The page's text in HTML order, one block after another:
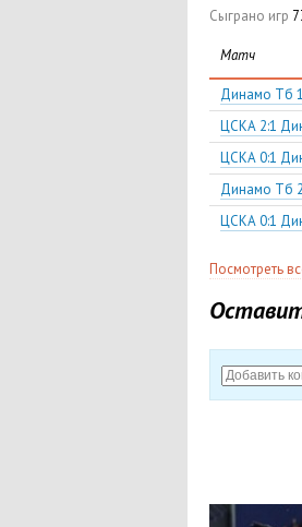
Сыграно игр
Матч
Динамо Тб
ЦСКА 2:1
ЦСКА 0:1
Динамо Тб
ЦСКА 0:1
Посмотреть